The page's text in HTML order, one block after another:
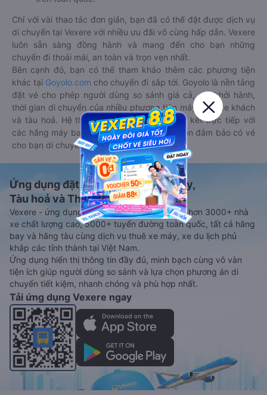
Chỉ với vài thao tác đơn giản, bạn đã có thể đặt được dịch vụ
di chuyển tại Vexere với nhiều ưu đãi vô cùng hấp dẫn. Vexere
luôn sẵn sàng đồng hành và mang đến cho bạn những
chuyến đi thoải mái, an toàn và trọn vẹn nhất.
Bên cạnh đó, bạn có thể tham khảo thêm các phương tiện
khác tại Goyolo.com cho chuyến đi sắp tới. Goyolo là nền tảng
đặt vé cho phép người dùng so sánh giá cả, giờ khởi hành,
thời gian di chuyển của nhiều phương tiện máy bay, xe khách
và tàu hoả. Hệ thống của Goyolo được liên kết trực tiếp với
các hãng máy bay, xe khách và tàu hoả, luôn đảm bảo có vé
cho bạn di chuyển.
Ứng dụng đặt vé Xe khách, Máy bay,
Tàu hoả và Thuê xe
Vexere - ứng dụng đặt vé đa phương tiện với hơn 3000+ nhà
xe chất lượng cao, 5000+ tuyến đường toàn quốc, tất cả hãng
bay và hãng tàu cùng dịch vụ thuê xe máy, xe du lịch phủ
khắp các tỉnh thành tại Việt Nam.
Ứng dụng hiển thị thông tin đầy đủ, minh bạch cùng vô vàn
tiện ích giúp người dùng so sánh và lựa chọn phương án di
chuyển tiết kiệm, nhanh chóng và phù hợp nhất.
Tải ứng dụng Vexere ngay